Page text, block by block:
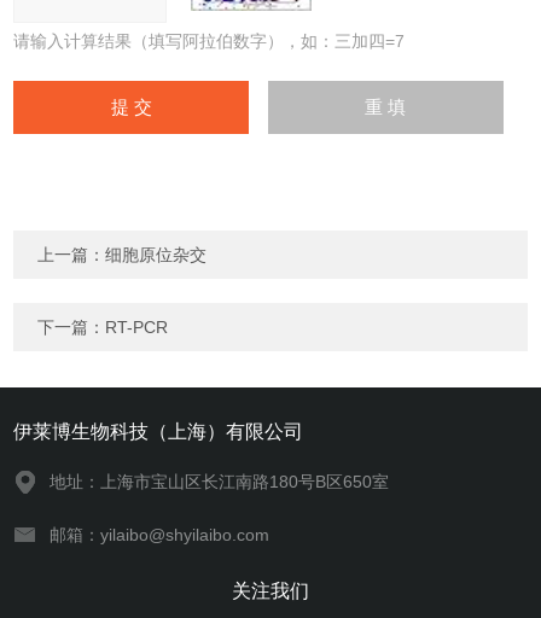
请输入计算结果（填写阿拉伯数字），如：三加四=7
上一篇：细胞原位杂交
下一篇： RT-PCR
伊莱博生物科技（上海）有限公司
地址：上海市宝山区长江南路180号B区650室
邮箱：yilaibo@shyilaibo.com
关注我们